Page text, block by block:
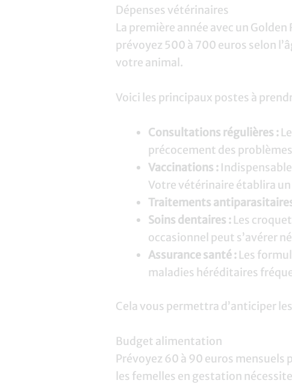
Dépenses vétérinaires
La première année avec un
prévoyez 500 à 700 euros selon
votre animal.
Voici les principaux postes à
Consultations régulières :
précocement des
Vaccinations :
Votre vétérinaire établira
Traitements
Soins dentaires : Les
occasionnel peut s’avérer
Assurance santé : Les
maladies héréditaires
Cela vous permettra d’anticiper
Budget alimentation
Prévoyez 60 à 90 euros mensuels
les femelles en gestation